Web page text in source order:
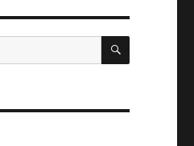
SUCHEN